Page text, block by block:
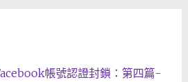
帳號認證封鎖：第四篇-